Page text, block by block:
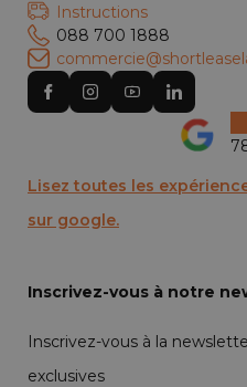
Instructions
088 700 1888
Lisez toutes les
sur google.
Inscrivez-vous à notre
Inscrivez-vous à la
exclusives